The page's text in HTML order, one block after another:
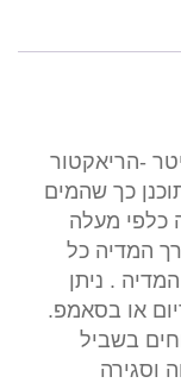
אוניברסאלי בנפח של 1 ליטר -הריאקטור
כך שהמים
כלפי מעלה
המדיה כל
. ניתן
או בסאמפ.
בשביל
וסגירה